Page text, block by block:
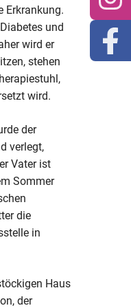
Erkrankung.
und
wird er
stehen
wird.
der
verlegt,
Vater ist
Sommer
die
in
Haus
der